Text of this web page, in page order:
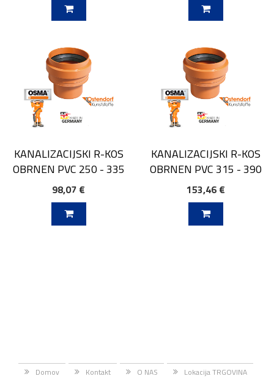
KANALIZACIJSKI R-KOS
OBRNEN PVC 250 - 335
98,07 €
KANALIZACIJSKI R-KOS
OBRNEN PVC 315 - 390
153,46 €
Domov Kontakt O NAS Lokacija TRGOVINA